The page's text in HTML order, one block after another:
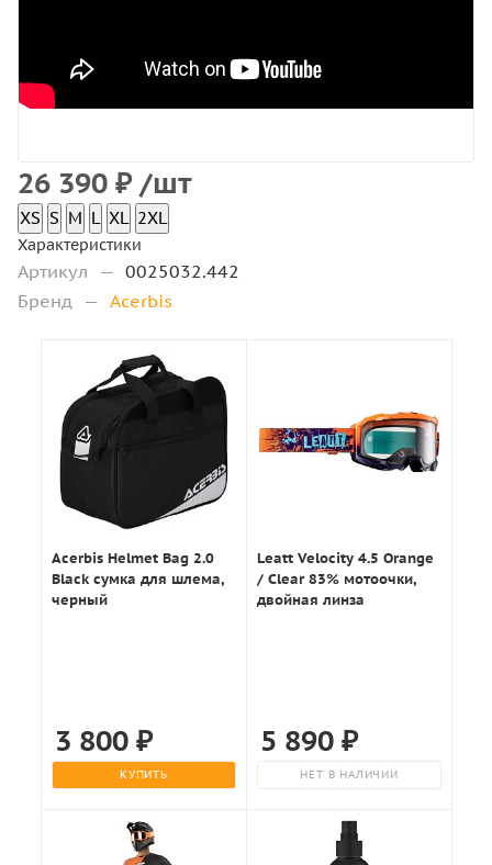
26 390 ₽ /шт
XS S M L XL 2XL
Характеристики
Артикул — 0025032.442
Бренд — Acerbis
Acerbis Helmet Bag 2.0
Black сумка для шлема,
черный
3 800₽
КУПИТЬ
Leatt Velocity 4.5 Orange
/ Clear 83% мотоочки,
двойная линза
5 890 ₽
НЕТ В НАЛИЧИИ